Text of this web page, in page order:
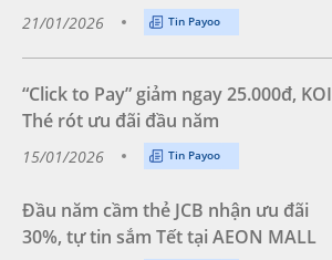
21/01/2026 Tin Payoo
“Click to Pay” giảm ngay 25.000đ, KOI
Thé rót ưu đãi đầu năm
15/01/2026 Tin Payoo
Đầu năm cầm thẻ JCB nhận ưu đãi
30%, tự tin sắm Tết tại AEON MALL